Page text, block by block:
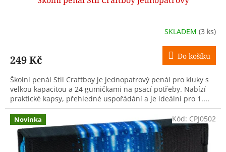
SKLADEM (3 ks)
249 Kč Do košíku
Školní penál Stil Craftboy je jednopatrový penál pro kluky s
velkou kapacitou a 24 gumičkami na psací potřeby. Nabízí
praktické kapsy, přehledné uspořádání a je ideální pro 1....
Novinka Kód: CPJ0502